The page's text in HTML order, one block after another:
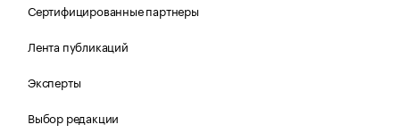
Сертифицированные партнеры
Лента публикаций
Эксперты
Выбор редакции